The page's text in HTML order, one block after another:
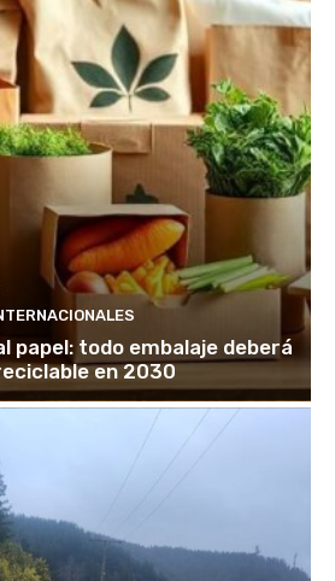
papel: todo embalaje deberá
en 2030